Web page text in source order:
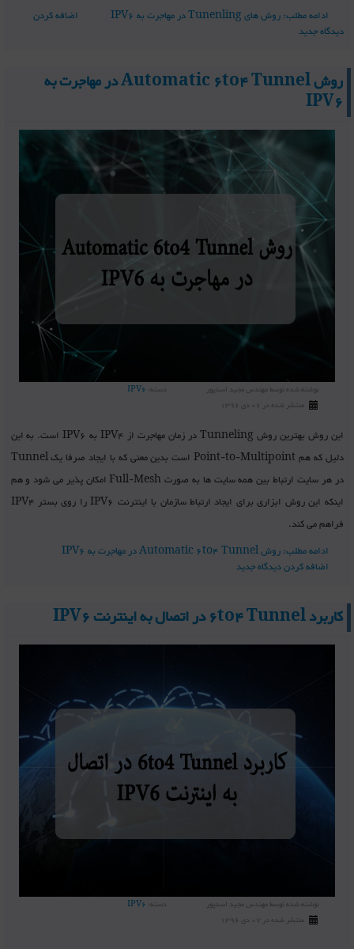
ادامه مطلب: روش های Tunenling در مهاجرت به IPV6
اضافه کردن
دیدگاه جدید
روش Automatic 6to4 Tunnel در مهاجرت به
IPV6
نوشته شده توسطمهندس مجید اسدپور دسته: IPV6
منتشر شده در 06 دی 1396
این روش بهترین روش Tunneling در زمان مهاجرت از IPV4 به IPV6 است. به این
دلیل که هم Point-to-Multipoint است بدین معنی که با ایجاد صرفا یک Tunnel
در هر سایت ارتباط بین همه سایت ها به صورت Full-Mesh امکان پذیر می شود و هم
اینکه این روش ابزاری برای ایجاد ارتباط سازمان با اینترنت IPV6 را روی بستر IPV4
فراهم می کند.
ادامه مطلب: روش Automatic 6to4 Tunnel در مهاجرت به IPV6
اضافه کردن دیدگاه جدید
کاربرد 6to4 Tunnel در اتصال به اینترنت IPV6
نوشته شده توسطمهندس مجید اسدپور دسته: IPV6
منتشر شده در 07 دی 1396